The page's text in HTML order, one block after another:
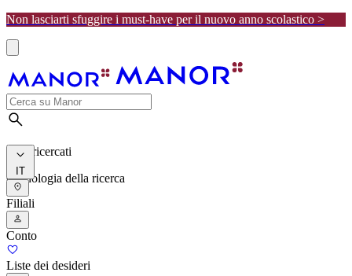
Non lasciarti sfuggire i must-have per il nuovo anno scolastico >
I più ricercati
Cronologia della ricerca
IT
Filiali
Conto
Liste dei desideri